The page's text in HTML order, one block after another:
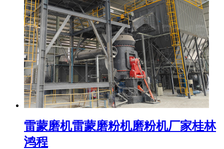
雷蒙磨机雷蒙磨粉机磨粉机厂家桂林
鸿程